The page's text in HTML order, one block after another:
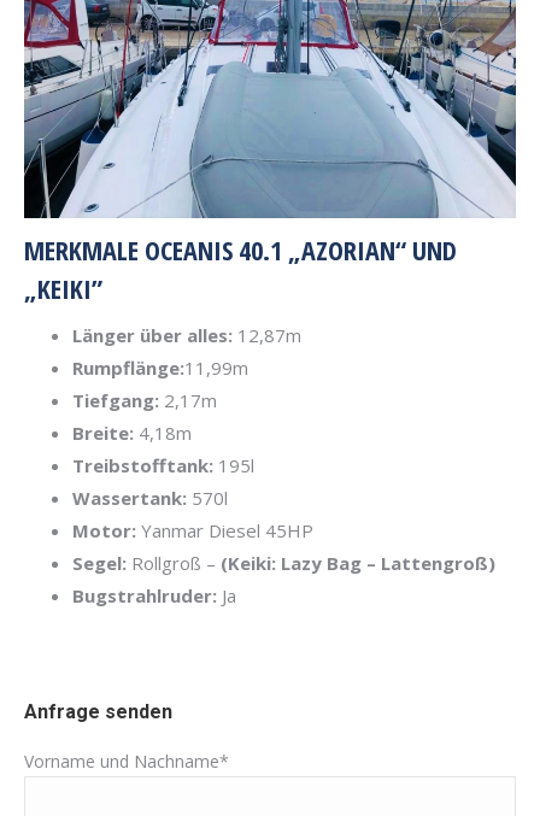
MERKMALE OCEANIS 40.1 „AZORIAN“ UND
„KEIKI”
Länger über alles: 12,87m
Rumpflänge:11,99m
Tiefgang: 2,17m
Breite: 4,18m
Treibstofftank: 195l
Wassertank: 570l
Motor: Yanmar Diesel 45HP
Segel: Rollgroß – (Keiki: Lazy Bag – Lattengroß)
Bugstrahlruder: Ja
Anfrage senden
Vorname und Nachname*